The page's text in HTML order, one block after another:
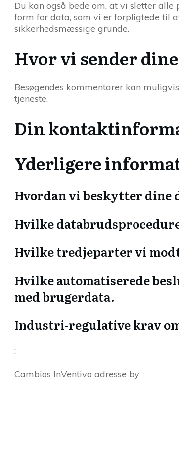
Du kan også bede om, at vi sletter
form for data, som vi er forpligtede til
sikkerhedsmæssige grunde.
Hvor vi sender
Besøgendes kommentarer kan
tjeneste.
Din
Yderligere
Hvordan vi beskytter dine
Hvilke
Hvilke tredjeparter vi
Hvilke automatiserede
med brugerdata.
Industri-regulative krav
:
Cambios InVentivo adresse by